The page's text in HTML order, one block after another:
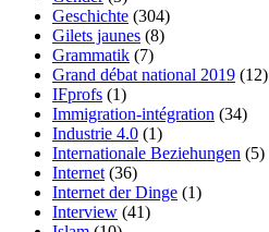
Geschichte (304)
Gilets jaunes (8)
Grammatik (7)
Grand débat national 2019 (12)
IFprofs (1)
Immigration-intégration (34)
Industrie 4.0 (1)
Internationale Beziehungen (5)
Internet (36)
Internet der Dinge (1)
Interview (41)